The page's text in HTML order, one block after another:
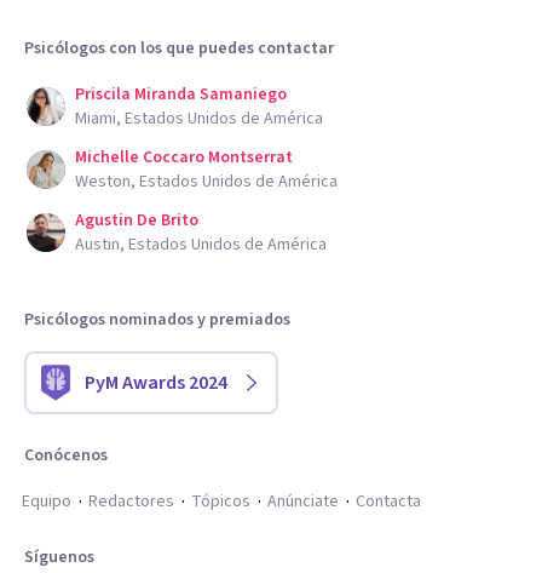
Psicólogos con los que puedes contactar
Priscila Miranda Samaniego
Miami, Estados Unidos de América
Michelle Coccaro Montserrat
Weston, Estados Unidos de América
Agustin De Brito
Austin, Estados Unidos de América
Psicólogos nominados y premiados
PyM Awards 2024
Conócenos
Equipo
Redactores Tópicos Anúnciate Contacta
Síguenos